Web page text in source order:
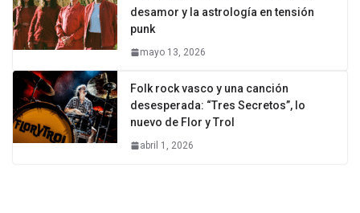
desamor y la astrología en tensión
punk
mayo 13, 2026
Folk rock vasco y una canción
desesperada: “Tres Secretos”, lo
nuevo de Flor y Trol
abril 1, 2026